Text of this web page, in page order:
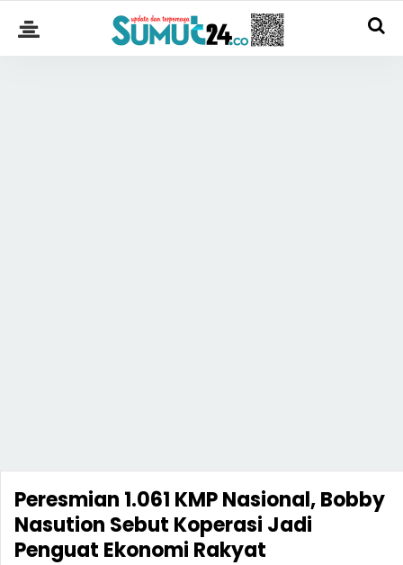
Peresmian 1.061 KMP Nasional, Bobby
Nasution Sebut Koperasi Jadi
Penguat Ekonomi Rakyat